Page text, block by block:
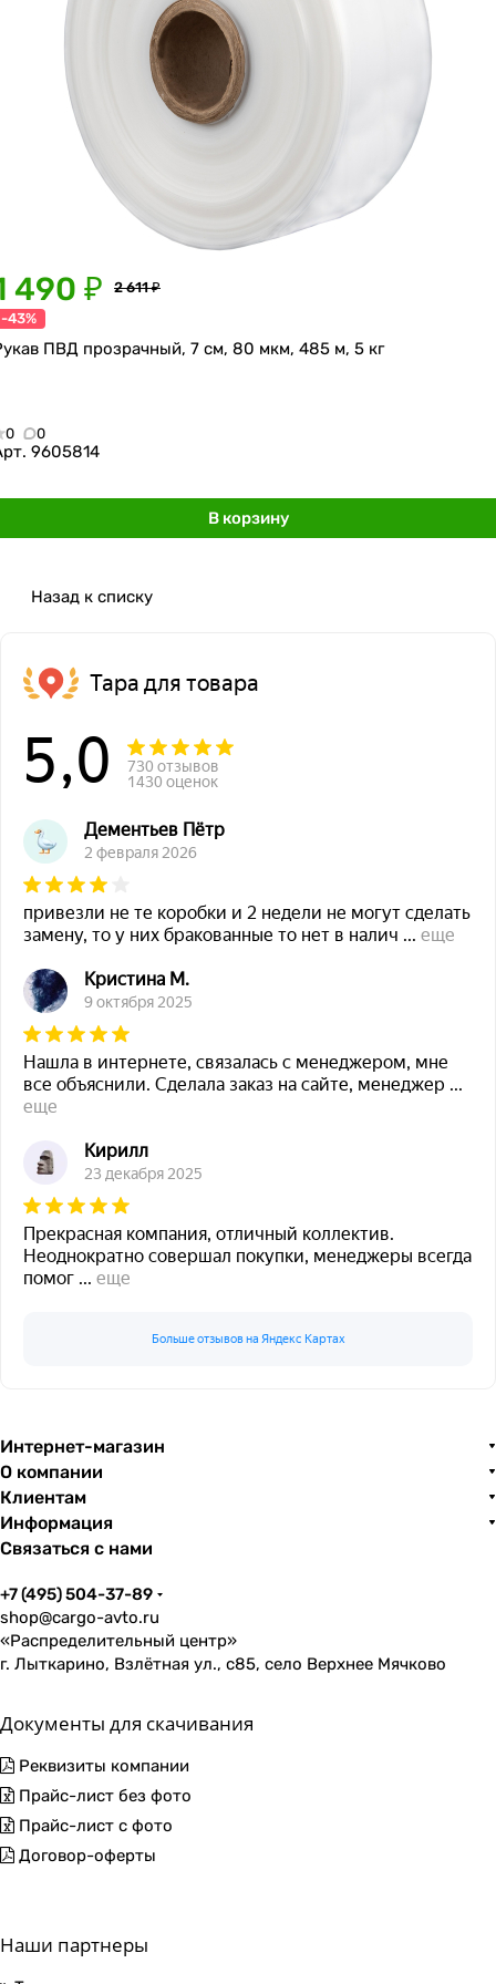
490 ₽
2 611 ₽
-43%
ПВД прозрачный, 7 см, 80 мкм, 485 м, 5 кг
0 0
9605814
В корзину
Назад к списку
Тара для товара
5,0
730 отзывов
1430 оценок
Дементьев Пётр
2 февраля 2026
привезли не те коробки и 2 недели не могут сделать
замену, то у них бракованные то нет в налич ... еще
Кристина М.
9 октября 2025
Нашла в интернете, связалась с менеджером, мне
все объяснили. Сделала заказ на сайте, менеджер ...
еще
Кирилл
23 декабря 2025
Прекрасная компания, отличный коллектив.
Неоднократно совершал покупки, менеджеры всегда
помог ... еще
Больше отзывов на Яндекс Картах
Интернет-магазин
О компании
Клиентам
Информация
Связаться с нами
+7 (495) 504-37-89
shop@cargo-avto.ru
«Распределительный центр»
г. Лыткарино, Взлётная ул., с85, село Верхнее Мячково
Документы для скачивания
Реквизиты компании
Прайс-лист без фото
Прайс-лист с фото
Договор-оферты
Наши партнеры